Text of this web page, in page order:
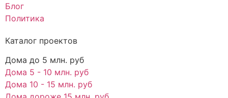
Блог
Политика
Каталог проектов
Дома до 5 млн. руб
Дома 5 - 10 млн. руб
Дома 10 - 15 млн. руб